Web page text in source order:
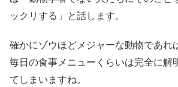
ックリする」と話します。
確かにゾウほどメジャーな動物であれ
毎日の食事メニューくらいは完全に解
てしまいますね。